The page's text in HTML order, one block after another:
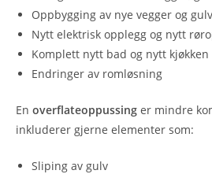
Oppbygging av nye vegger og gulv‍
Nytt elektrisk opplegg og nytt
Komplett nytt bad og nytt kjøkken‍
Endringer av romløsning
En overflateoppussing er mindre
inkluderer gjerne elementer som:
Sliping av gulv‍